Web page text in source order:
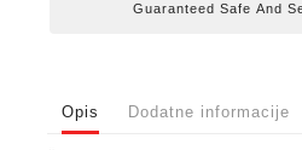
Guaranteed Safe And
Opis Dodatne informacije